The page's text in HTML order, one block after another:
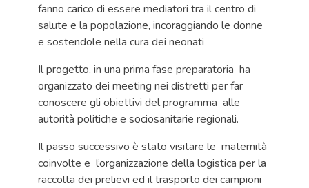
fanno carico di essere mediatori tra il centro di
salute e la popolazione, incoraggiando le donne
e sostendole nella cura dei neonati
Il progetto, in una prima fase preparatoria ha
organizzato dei meeting nei distretti per far
conoscere gli obiettivi del programma alle
autorità politiche e sociosanitarie regionali.
Il passo successivo è stato visitare le maternità
coinvolte e l’organizzazione della logistica per la
raccolta dei prelievi ed il trasporto dei campioni